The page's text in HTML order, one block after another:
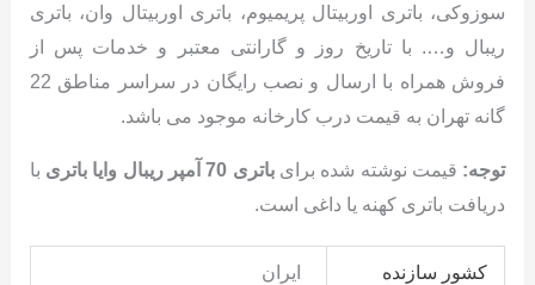
سوزوکی، باتری اوربیتال پریمیوم، باتری اوربیتال وان، باتری
ریبال و…. با تاریخ روز و گارانتی معتبر و خدمات پس از
فروش همراه با ارسال و نصب رایگان در سراسر مناطق 22
گانه تهران به قیمت درب کارخانه موجود می باشد.
توجه: قیمت نوشته شده برایباتری 70 آمپر ریبال وایا باتری
با
دریافت باتری کهنه یا داغی است.
کشور سازنده ایران